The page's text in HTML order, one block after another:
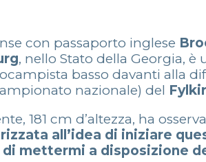
con passaporto inglese
, nello Stato della Georgia,
basso davanti alla
nazionale) del Fylkir
181 cm d’altezza, ha
all’idea di iniziare
di mettermi a disposizione